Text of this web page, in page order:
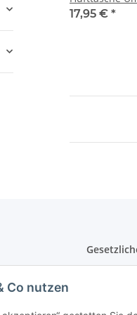
Co nutzen
Crossbody-
17,95 € *